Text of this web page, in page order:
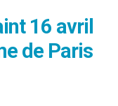
16 avril
de Paris